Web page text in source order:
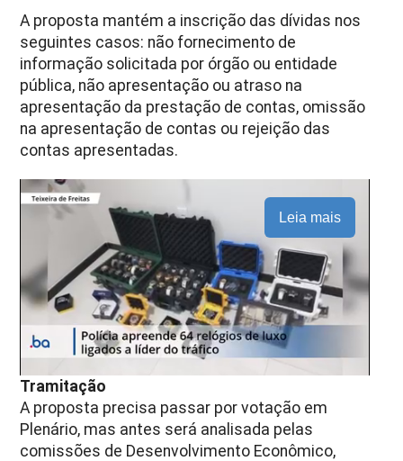
A proposta mantém a inscrição das dívidas nos
seguintes casos: não fornecimento de
informação solicitada por órgão ou entidade
pública, não apresentação ou atraso na
apresentação da prestação de contas, omissão
na apresentação de contas ou rejeição das
contas apresentadas.
Leia mais
Tramitação
A proposta precisa passar por votação em
Plenário, mas antes será analisada pelas
comissões de Desenvolvimento Econômico,